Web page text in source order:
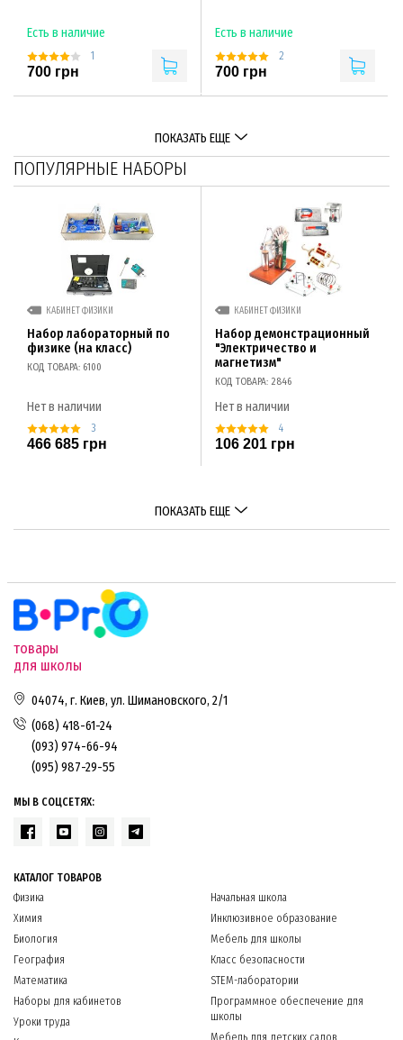
Есть в наличие
1
700 грн
Есть в наличие
2
700 грн
ПОКАЗАТЬ ЕЩЕ
ПОПУЛЯРНЫЕ НАБОРЫ
КАБИНЕТ ФИЗИКИ
Набор лабораторный по
физике (на класс)
КОД ТОВАРА: 6100
Нет в наличии
3
466 685 грн
КАБИНЕТ ФИЗИКИ
Набор демонстрационный
"Электричество и
магнетизм"
КОД ТОВАРА: 2846
Нет в наличии
4
106 201 грн
ПОКАЗАТЬ ЕЩЕ
товары
для школы
04074, г. Киев, ул. Шимановского, 2/1
(068) 418-61-24
(093) 974-66-94
(095) 987-29-55
МЫ В СОЦСЕТЯХ:
КАТАЛОГ ТОВАРОВ
Физика
Химия
Биология
География
Математика
Наборы для кабинетов
Уроки труда
Начальная школа
Инклюзивное образование
Мебель для школы
Класс безопасности
STEM-лаборатории
Программное обеспечение для
школы